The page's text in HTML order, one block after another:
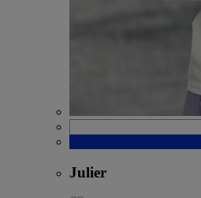
Julier